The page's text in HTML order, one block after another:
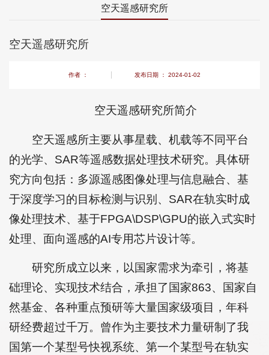
空天遥感研究所
空天遥感研究所
作者 ： 发布日期 ： 2024-01-02
空天遥感研究所简介
空天遥感所主要从事星载、机载等不同平台
的光学、SAR等遥感数据处理技术研究。具体研
究方向包括：多源遥感图像处理与信息融合、基
于深度学习的目标检测与识别、SAR在轨实时成
像处理技术、基于FPGA\DSP\GPU的嵌入式实时
处理、面向遥感的AI专用芯片设计等。
研究所成立以来，以国家需求为牵引，将基
础理论、实现技术结合，承担了国家863、国家自
然基金、各种重点预研等大量国家级项目，年科
研经费超过千万。曾作为主要技术力量研制了我
国第一个某型号快视系统、第一个某型号在轨实